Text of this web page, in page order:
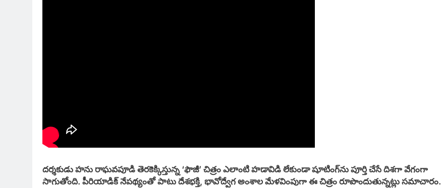
దర్శకుడు హను రాఘవపూడి తెరకెక్కిస్తున్న ‘ఫౌజీ’ చిత్రం ఎలాంటి హడావిడి లేకుండా షూటింగ్‌ను పూర్తి చేసే దిశగా వేగంగా
సాగుతోంది. పీరియాడిక్ నేపథ్యంతో పాటు దేశభక్తి, భావోద్వేగ అంశాల మేళవింపుగా ఈ చిత్రం రూపొందుతున్నట్లు సమాచారం.